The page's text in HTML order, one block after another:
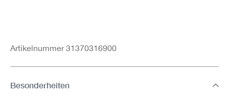
Artikelnummer 31370316900
Besonderheiten